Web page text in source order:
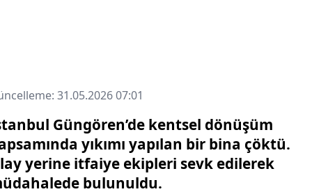
31.05.2026 07:01
Güngören’de kentsel dönüşüm
yıkımı yapılan bir bina çöktü.
yerine itfaiye ekipleri sevk edilerek
bulunuldu.